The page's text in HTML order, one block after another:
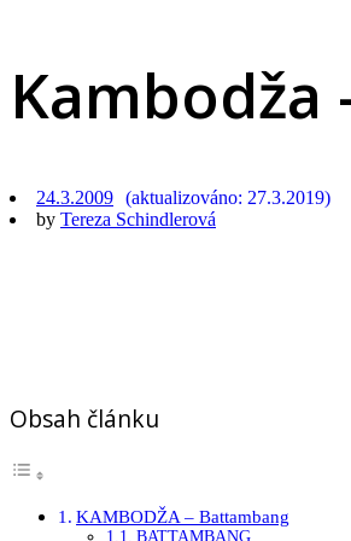
Kambodža
24.3.2009
27.3.2019
by Tereza Schindlerová
Obsah článku
KAMBODŽA – Battambang
BATTAMBANG